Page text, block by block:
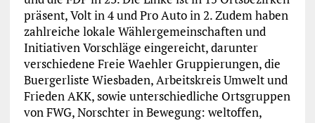
präsent, Volt in 4 und Pro Auto in 2. Zudem haben
zahlreiche lokale Wählergemeinschaften und
Initiativen Vorschläge eingereicht, darunter
verschiedene Freie Waehler Gruppierungen, die
Buergerliste Wiesbaden, Arbeitskreis Umwelt und
Frieden AKK, sowie unterschiedliche Ortsgruppen
von FWG, Norschter in Bewegung: weltoffen,